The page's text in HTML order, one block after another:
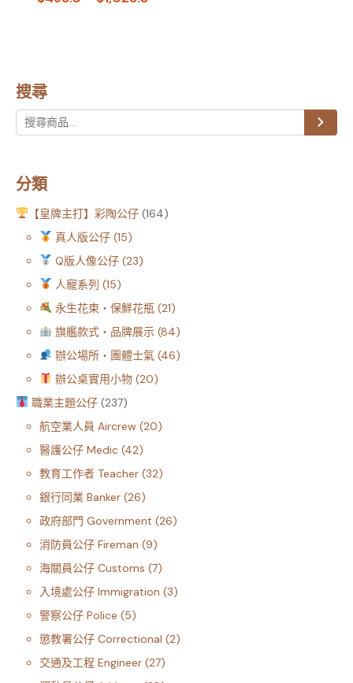
搜尋
分類
【皇牌主打】彩陶公仔 164
真人版公仔 15
Q版人像公仔 23
人寵系列 15
永生花束・保鮮花瓶 21
旗艦款式・品牌展示 84
辦公場所・團體士氣 46
辦公桌實用小物 20
職業主題公仔 237
航空業人員 Aircrew 20
醫護公仔 Medic 42
教育工作者 Teacher 32
銀行同業 Banker 26
政府部門 Government 26
消防員公仔 Fireman 9
海關員公仔 Customs 7
入境處公仔 Immigration
3
警察公仔 Police
5
懲教署公仔 Correctional 2
交通及工程 Engineer 27